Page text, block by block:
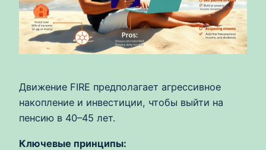
Движение FIRE предполагает агрессивное
накопление и инвестиции, чтобы выйти на
пенсию в 40–45 лет.
Ключевые принципы: